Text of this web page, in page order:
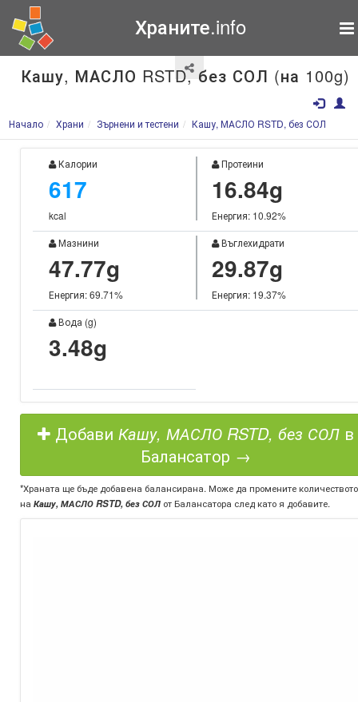
Храните.info
Кашу, МАСЛО RSTD, без СОЛ (на 100g)
Начало Храни Зърнени и тестени Кашу, МАСЛО RSTD, без СОЛ
Калории
617
kcal
Протеини
16.84g
Енергия: 10.92%
Мазнини
47.77g
Енергия: 69.71%
Въглехидрати
29.87g
Енергия: 19.37%
Вода (g)
3.48g
Добави Кашу, МАСЛО RSTD, без СОЛв
Балансатор →
*Храната ще бъде добавена балансирана. Може да промените количеството
на Кашу, МАСЛО RSTD, без СОЛ от Балансатора след като я добавите.